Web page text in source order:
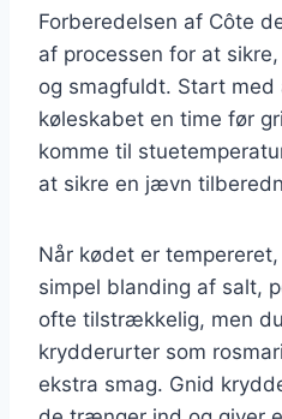
Forberedelsen af Côte
af processen for at
og smagfuldt. Start
køleskabet en time før
komme til
at sikre en jævn
Når kødet er
simpel blanding af salt,
ofte tilstrækkelig, men
krydderurter som
ekstra smag. Gnid